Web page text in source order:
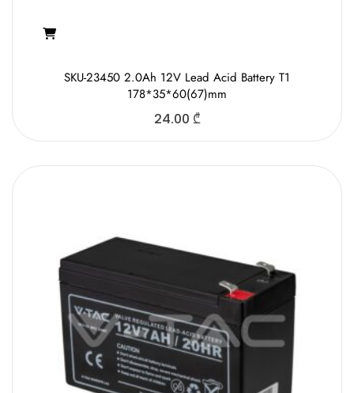
SKU-23450 2.0Ah 12V Lead Acid Battery T1
178*35*60(67)mm
24.00 ₾